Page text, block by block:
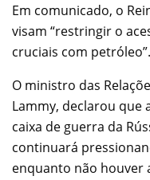
Em comunicado, o
visam “restringir o
cruciais com petróleo”.
O ministro das
Lammy, declarou que
caixa de guerra da
continuará
enquanto não houver